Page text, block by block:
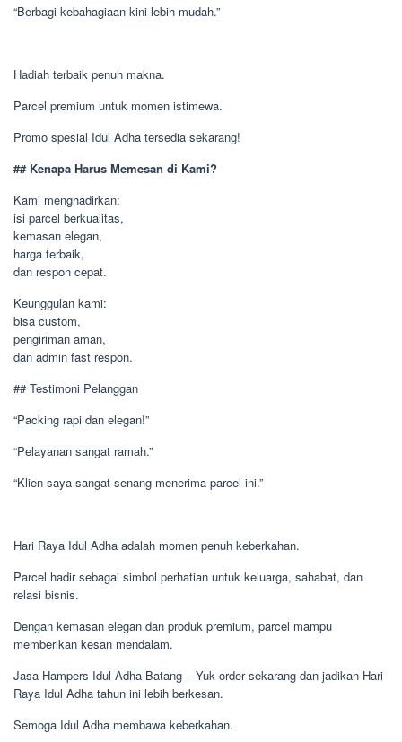
“Berbagi kebahagiaan kini lebih mudah.”
Hadiah terbaik penuh makna.
Parcel premium untuk momen istimewa.
Promo spesial Idul Adha tersedia sekarang!
## Kenapa Harus Memesan di Kami?
Kami menghadirkan:
isi parcel berkualitas,
kemasan elegan,
harga terbaik,
dan respon cepat.
Keunggulan kami:
bisa custom,
pengiriman aman,
dan admin fast respon.
## Testimoni Pelanggan
“Packing rapi dan elegan!”
“Pelayanan sangat ramah.”
“Klien saya sangat senang menerima parcel ini.”
Hari Raya Idul Adha adalah momen penuh keberkahan.
Parcel hadir sebagai simbol perhatian untuk keluarga, sahabat, dan
relasi bisnis.
Dengan kemasan elegan dan produk premium, parcel mampu
memberikan kesan mendalam.
Jasa Hampers Idul Adha Batang – Yuk order sekarang dan jadikan Hari
Raya Idul Adha tahun ini lebih berkesan.
Semoga Idul Adha membawa keberkahan.